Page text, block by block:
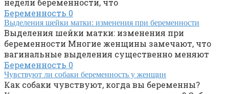
Беременность 0
Выделения шейки матки: изменения при беременности
Выделения шейки матки: изменения при
беременности Многие женщины замечают, что
вагинальные выделения существенно меняют
Беременность 0
Чувствуют ли собаки беременность у женщин
Как собаки чувствуют, когда вы беременны?